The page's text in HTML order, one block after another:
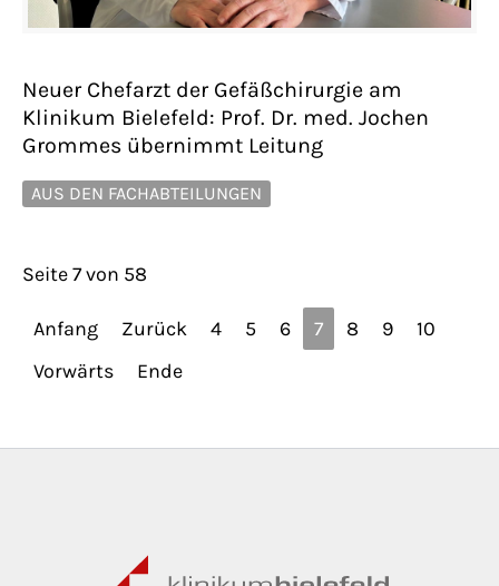
Neuer Chefarzt der Gefäßchirurgie am
Klinikum Bielefeld: Prof. Dr. med. Jochen
Grommes übernimmt Leitung
AUS DEN FACHABTEILUNGEN
Seite 7 von 58
Anfang Zurück 4 5 6 7 8 9
10
Vorwärts
Ende